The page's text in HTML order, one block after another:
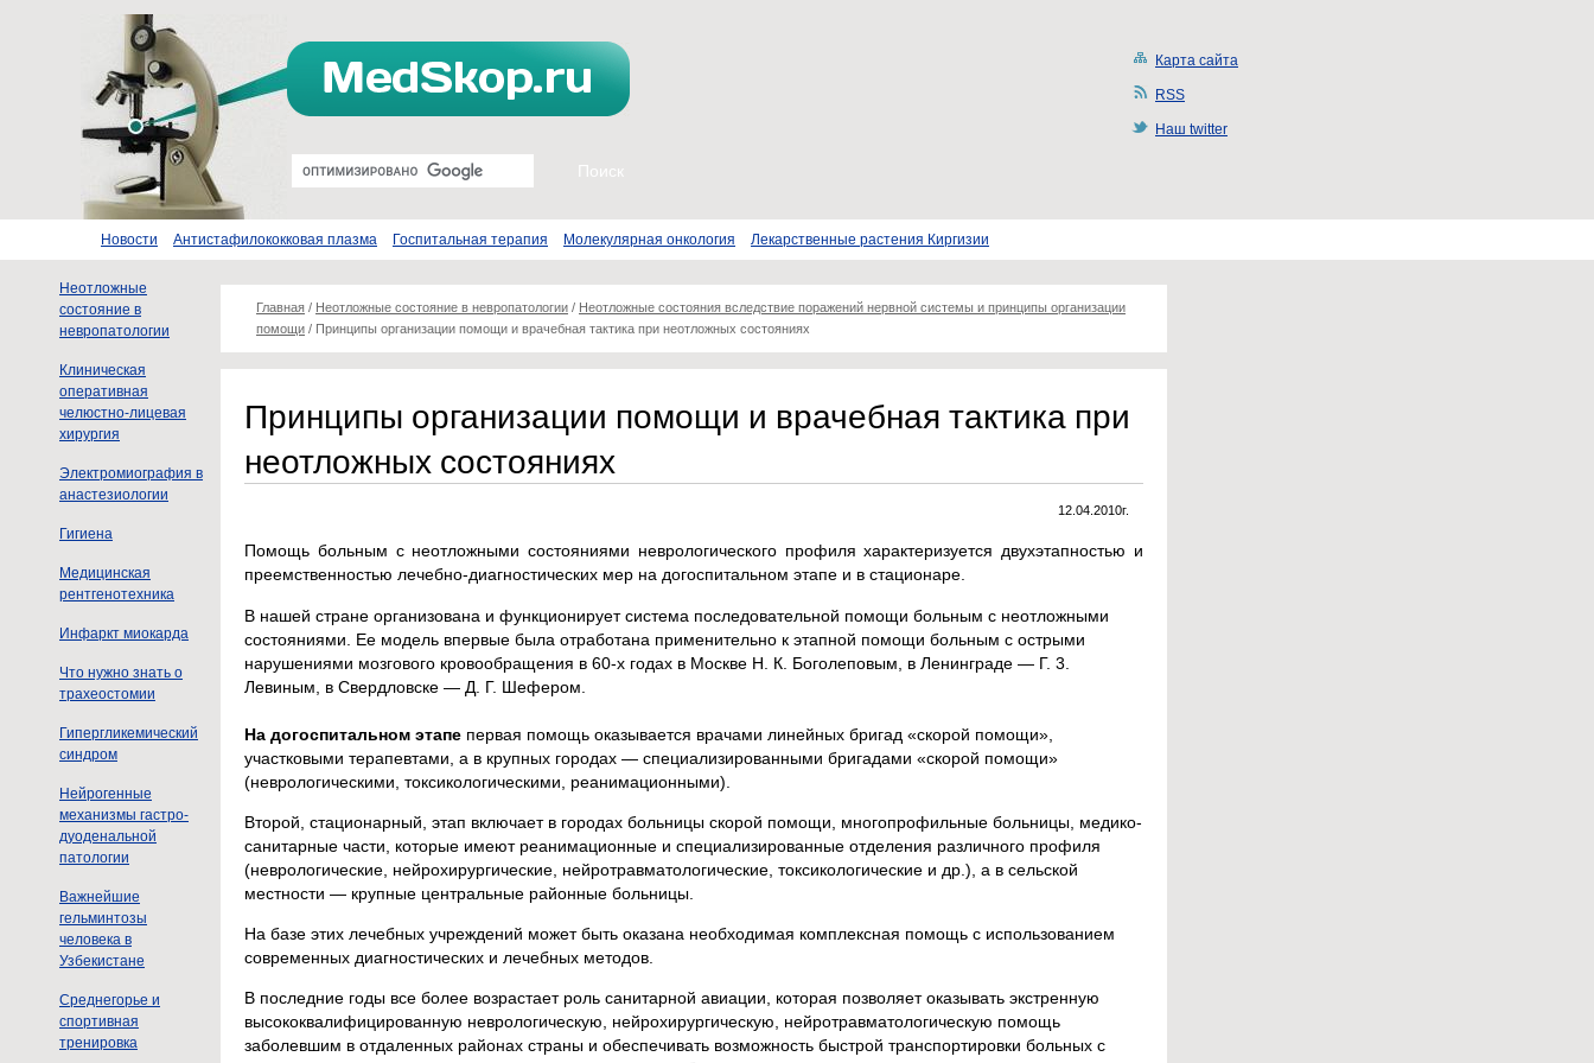
Карта сайта
RSS
Наш twitter
Новости Антистафилококковая плазма Госпитальная терапия Молекулярная онкология Лекарственные растения Киргизии
Неотложные
состояние в
невропатологии
Клиническая
оперативная
челюстно-лицевая
хирургия
Электромиография в
анастезиологии
Гигиена
Медицинская
рентгенотехника
Инфаркт миокарда
Что нужно знать о
трахеостомии
Гипергликемический
синдром
Нейрогенные
механизмы гастро-
дуоденальной
патологии
Важнейшие
гельминтозы
человека в
Узбекистане
Среднегорье и
спортивная
тренировка
Главная / Неотложные состояние в невропатологии / Неотложные состояния вследствие поражений нервной системы и принципы организации
помощи / Принципы организации помощи и врачебная тактика при неотложных состояниях
Принципы организации помощи и врачебная тактика при
неотложных состояниях
12.04.2010г.
Помощь больным с неотложными состояниями неврологического профиля характеризуется двухэтапностью и
преемственностью лечебно-диагностических мер на догоспитальном этапе и в стационаре.
В нашей стране организована и функционирует система последовательной помощи больным с неотложными
состояниями. Ее модель впервые была отработана применительно к этапной помощи больным с острыми
нарушениями мозгового кровообращения в 60-х годах в Москве Н. К. Боголеповым, в Ленинграде — Г. 3.
Левиным, в Свердловске — Д. Г. Шефером.
На догоспитальном этапе первая помощь оказывается врачами линейных бригад «скорой помощи»,
участковыми терапевтами, а в крупных городах — специализированными бригадами «скорой помощи»
(неврологическими, токсикологическими, реанимационными).
Второй, стационарный, этап включает в городах больницы скорой помощи, многопрофильные больницы, медико-
санитарные части, которые имеют реанимационные и специализированные отделения различного профиля
(неврологические, нейрохирургические, нейротравматологические, токсикологические и др.), а в сельской
местности — крупные центральные районные больницы.
На базе этих лечебных учреждений может быть оказана необходимая комплексная помощь с использованием
современных диагностических и лечебных методов.
В последние годы все более возрастает роль санитарной авиации, которая позволяет оказывать экстренную
высококвалифицированную неврологическую, нейрохирургическую, нейротравматологическую помощь
заболевшим в отдаленных районах страны и обеспечивать возможность быстрой транспортировки больных с